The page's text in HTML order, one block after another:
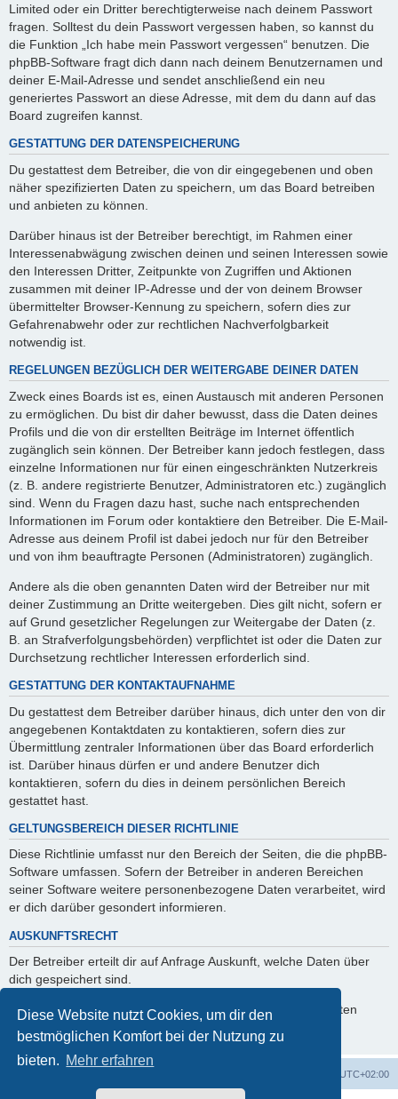
Diese Website nutzt Cookies, um dir den
bestmöglichen Komfort bei der Nutzung zu
bieten. Mehr erfahren
Limited oder ein Dritter berechtigterweise nach deinem Passwort
fragen. Solltest du dein Passwort vergessen haben, so kannst du
die Funktion „Ich habe mein Passwort vergessen“ benutzen. Die
phpBB-Software fragt dich dann nach deinem Benutzernamen und
deiner E-Mail-Adresse und sendet anschließend ein neu
generiertes Passwort an diese Adresse, mit dem du dann auf das
Board zugreifen kannst.
GESTATTUNG DER DATENSPEICHERUNG
Du gestattest dem Betreiber, die von dir eingegebenen und oben
näher spezifizierten Daten zu speichern, um das Board betreiben
und anbieten zu können.
Darüber hinaus ist der Betreiber berechtigt, im Rahmen einer
Interessenabwägung zwischen deinen und seinen Interessen sowie
den Interessen Dritter, Zeitpunkte von Zugriffen und Aktionen
zusammen mit deiner IP-Adresse und der von deinem Browser
übermittelter Browser-Kennung zu speichern, sofern dies zur
Gefahrenabwehr oder zur rechtlichen Nachverfolgbarkeit
notwendig ist.
REGELUNGEN BEZÜGLICH DER WEITERGABE DEINER DATEN
Zweck eines Boards ist es, einen Austausch mit anderen Personen
zu ermöglichen. Du bist dir daher bewusst, dass die Daten deines
Profils und die von dir erstellten Beiträge im Internet öffentlich
zugänglich sein können. Der Betreiber kann jedoch festlegen, dass
einzelne Informationen nur für einen eingeschränkten Nutzerkreis
(z. B. andere registrierte Benutzer, Administratoren etc.) zugänglich
sind. Wenn du Fragen dazu hast, suche nach entsprechenden
Informationen im Forum oder kontaktiere den Betreiber. Die E-Mail-
Adresse aus deinem Profil ist dabei jedoch nur für den Betreiber
und von ihm beauftragte Personen (Administratoren) zugänglich.
Andere als die oben genannten Daten wird der Betreiber nur mit
deiner Zustimmung an Dritte weitergeben. Dies gilt nicht, sofern er
auf Grund gesetzlicher Regelungen zur Weitergabe der Daten (z.
B. an Strafverfolgungsbehörden) verpflichtet ist oder die Daten zur
Durchsetzung rechtlicher Interessen erforderlich sind.
GESTATTUNG DER KONTAKTAUFNAHME
Du gestattest dem Betreiber darüber hinaus, dich unter den von dir
angegebenen Kontaktdaten zu kontaktieren, sofern dies zur
Übermittlung zentraler Informationen über das Board erforderlich
ist. Darüber hinaus dürfen er und andere Benutzer dich
kontaktieren, sofern du dies in deinem persönlichen Bereich
gestattet hast.
GELTUNGSBEREICH DIESER RICHTLINIE
Diese Richtlinie umfasst nur den Bereich der Seiten, die die phpBB-
Software umfassen. Sofern der Betreiber in anderen Bereichen
seiner Software weitere personenbezogene Daten verarbeitet, wird
er dich darüber gesondert informieren.
AUSKUNFTSRECHT
Der Betreiber erteilt dir auf Anfrage Auskunft, welche Daten über
dich gespeichert sind.
Du kannst jederzeit die Löschung bzw. Sperrung deiner Daten
verlangen. Kontaktiere hierzu bitte den Betreiber.
UTC+02:00